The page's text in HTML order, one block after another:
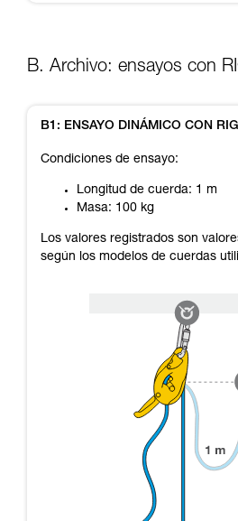
B. Archivo: ensayos con
B1: ENSAYO DINÁMICO CON
Condiciones de ensayo:
Longitud de cuerda: 1 m
Masa: 100 kg
Los valores registrados son
según los modelos de cuerdas